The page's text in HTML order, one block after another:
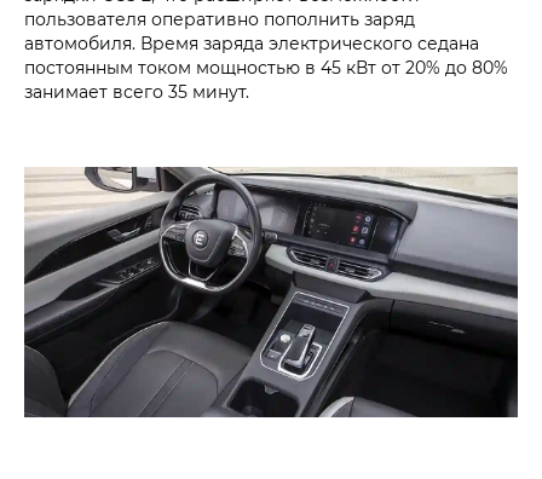
пользователя оперативно пополнить заряд
автомобиля. Время заряда электрического седана
постоянным током мощностью в 45 кВт от 20% до 80%
занимает всего 35 минут.